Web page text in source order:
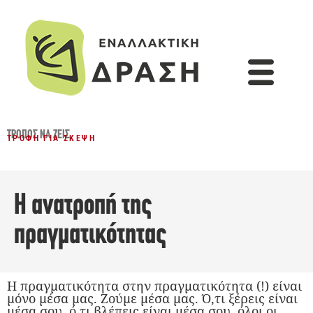
ΤΡΌΠΟΣ ΝΑ ΖΕΙΣ
ΤΡΟΦΉ ΓΙΑ ΣΚΈΨΗ
Η ανατροπή της
πραγματικότητας
Η πραγματικότητα στην πραγματικότητα (!) είναι
μόνο μέσα μας. Ζούμε μέσα μας. Ό,τι ξέρεις είναι